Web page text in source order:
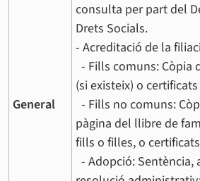
General
consulta per part del
Drets Socials.
- Acreditació de la
- Fills comuns: Còpia
(si existeix) o
- Fills no comuns:
pàgina del llibre de
fills o filles, o
- Adopció: Sentència,